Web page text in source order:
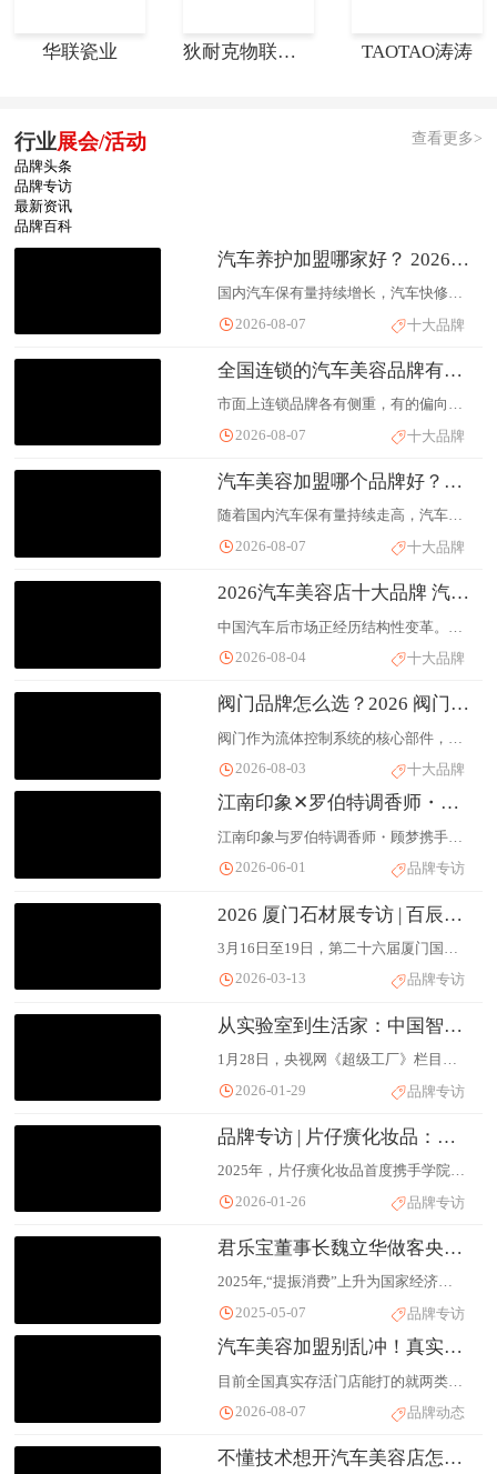
华联瓷业 狄耐克物联智慧 TAOTAO涛涛
行业展会/活动 查看更多>
品牌头条
品牌专访
最新资讯
品牌百科
汽车养护加盟哪家好？ 2026汽车快修加盟十大品牌排行榜，汽服创业参考指南
国内汽车保有量持续增长，汽车快修、保养美容的市场需求稳步释放，不少创业者计划入局汽车后市场。但市面上汽车快修连锁品牌数量众多，模式、投入、扶持差异很大，新手很容易无从下手。本文整理汽车快修加盟十大品牌排行榜，榜单综合品牌知名度、门店网络、供应链配套、加盟扶持、市场口碑等多维度整理，仅作为创业参考。
2026-08-07
十大品牌
全国连锁的汽车美容品牌有哪些？2026汽车美容连锁品牌排行盘点
市面上连锁品牌各有侧重，有的偏向线上流量，有的深耕线下美容钣喷，有的主打社区便民门店。本篇为大家客观盘点全国连锁的汽车美容品牌，仅做参考，没有优劣之分，大家可以结合自身需求来挑选。
2026-08-07
十大品牌
汽车美容加盟哪个品牌好？2026汽车美容加盟品牌排名 | 汽车美容加盟十大品牌参考
随着国内汽车保有量持续走高，汽车美容养护的市场需求也在稳步上涨，不少创业者看好汽后赛道，打算开一家汽车美容加盟店。市面上连锁品牌数量多，定位、投入、扶持模式各不相同，挑选的时候很容易看花眼。本文整理 2026 年市场关注度较高的汽车美容加盟品牌榜单，排序不分先后，仅作为创业参考。
2026-08-07
十大品牌
2026汽车美容店十大品牌 汽车美容养护怎么选 汽车美容装饰
2026-08-04
十大品牌
阀门品牌怎么选？2026 阀门十大品牌排行榜 知名阀门厂家推荐 品牌网Chinapp
2026-08-03
十大品牌
江南印象✕罗伯特调香师・顾梦：开启江南的嗅觉之旅
2026-06-01
品牌专访
2026 厦门石材展专访 | 百辰中宇林夏梅：深耕奢石赛道 全链布局高端石材领域
3月16日至19日，第二十六届厦门国际石材展将盛大启幕。值此盛会前夕，优居视界特邀百辰中宇业务经理林夏梅，围绕企业本次参展核心展品、资源整合实践、全产业链优势等核心话题展开专访，解读百辰中宇深耕高端天然石材领域的企业发展之道。
2026-03-13
品牌专访
从实验室到生活家：中国智造赋能益生菌，央视网《超级工厂》镜头下的“活力守护战”
1月28日，央视网《超级工厂》栏目走进远大生命科学集团的益生菌生产基地，开展专项探访。此次探访聚焦益生菌生产全流程，揭秘了中国智造背后的硬核实力。
2026-01-29
品牌专访
品牌专访 | 片仔癀化妆品：年轻人交给我们8000份提案
2025年，片仔癀化妆品首度携手学院奖，以“国妆45・珍的藏不住”为命题，向全国高校递出一封创意邀请函，共收到超8000份青春提案。将品牌故事开放给年轻人“共创”，是一次主动的靠近，也是一场双向的文化续写——不乏冒险的勇气，也有破圈的惊喜。
2026-01-26
品牌专访
君乐宝董事长魏立华做客央视《对话》 作答提振消费时代问卷
2025年,“提振消费”上升为国家经济战略核心命题。魏立华现场坦言。2024年行业承压,君乐宝以“逆行者”姿态实现突围,交出双位数增长的亮眼成绩单,其中,简醇酸奶成为低温酸奶全国第一品牌,悦鲜活鲜牛奶实现高端鲜奶全国销量第一,君乐宝婴幼儿奶粉增速领先行业。君乐宝的创新不仅精准覆盖分层需求,更通过“科学营养”的场景化设计,将乳制品从基础营养升级为个性化解决方案,回应“品质觉醒”的消费期待。
2025-05-07
品牌专访
汽车美容加盟别乱冲！真实门店过2000的只剩这几家，其余慎碰！
2026-08-07
品牌动态
不懂技术想开汽车美容店怎么选加盟？从陪跑服务、供应链到回本周期的完整决策清单